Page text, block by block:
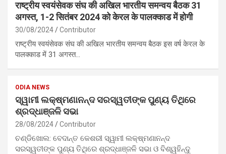
राष्ट्रीय स्वयंसेवक संघ की अखिल भारतीय समन्वय बैठक 31
अगस्त, 1-2 सितंबर 2024 को केरल के पालक्काड में होगी
30/08/2024 Contributor
राष्ट्रीय स्वयंसेवक संघ की अखिल भारतीय समन्वय बैठक इस वर्ष केरल के
पालक्काड में 31 अगस्त…
ODIA NEWS
ସ୍ୱାମୀ ଲକ୍ଷ୍ମଣାନନ୍ଦ ସରସ୍ୱତୀଙ୍କ ପୁଣ୍ୟ ତିଥିରେ
ଶ୍ରଦ୍ଧାଞ୍ଜଳି ସଭା
28/08/2024 Contributor
ଚଣ୍ଡିଖୋଲ: ବେଦାନ୍ତ କେଶରୀ ସ୍ୱାମୀ ଲକ୍ଷ୍ମଣାନନ୍ଦ
ସରସ୍ୱତୀଙ୍କ ପୁଣ୍ୟ ତିଥିରେ ଶ୍ରଦ୍ଧାଞ୍ଜଳି ସଭା ଓ ବିଶ୍ୱହିନ୍ଦୁ